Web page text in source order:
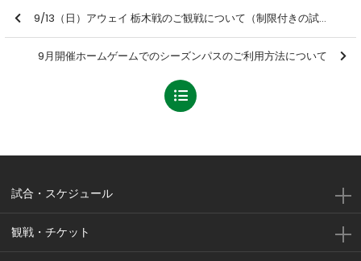
9/13（日）アウェイ 栃木戦のご観戦について（制限付きの試合開催）
9月開催ホームゲームでのシーズンパスのご利用方法について
試合・スケジュール
観戦・チケット